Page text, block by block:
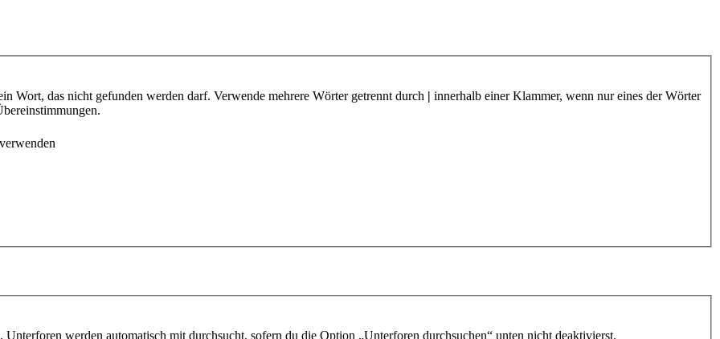
Wort, das nicht gefunden werden darf. Verwende mehrere Wörter getrennt durch | innerhalb einer Klammer, wenn nur eines der Wörter
werden automatisch mit durchsucht, sofern du die Option „Unterforen durchsuchen“ unten nicht deaktivierst.